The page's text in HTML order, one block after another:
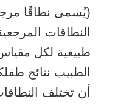
(يُسمى نطاقًا
النطاقات
طبيعية لكل
الطبيب نتائج
أن تختلف